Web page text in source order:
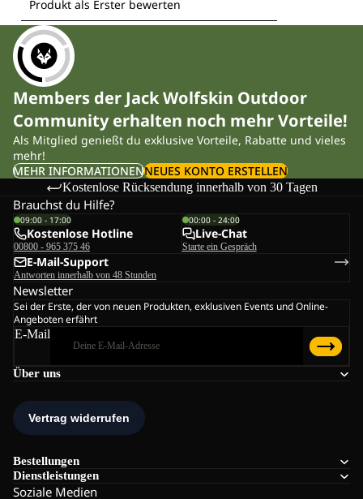
Members der Jack Wolfskin Outdoor
Community erhalten noch mehr Vorteile!
Als Mitglied genießt du exklusive Vorteile, Rabatte und vieles
mehr!
MEHR INFORMATIONENNEUES KONTO ERSTELLEN
Kostenlose Rücksendung innerhalb von 30 Tagen
Über uns
Bestellungen
Dienstleistungen
Soziale Medien
Brauchst du Hilfe?
09:00 - 17:00
Kostenlose Hotline
00800 - 965 375 46
00:00 - 24:00
Live-Chat
Starte ein Gespräch
E-Mail-Support
Antworten innerhalb von 48 Stunden
Newsletter
Sei der Erste, der von neuen Produkten, exklusiven Events und Online-
Angeboten erfährt
E-Mail